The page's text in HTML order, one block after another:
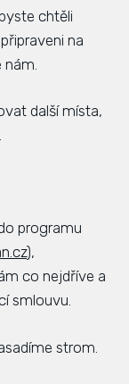
chtěli
na
další místa,
programu
),
co nejdříve a
smlouvu.
strom.